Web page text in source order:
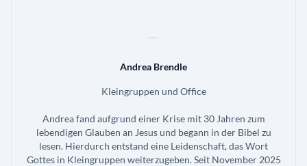
Andrea Brendle
Kleingruppen und Office
Andrea fand aufgrund einer Krise mit 30 Jahren zum
lebendigen Glauben an Jesus und begann in der Bibel zu
lesen. Hierdurch entstand eine Leidenschaft, das Wort
Gottes in Kleingruppen weiterzugeben. Seit November 2025